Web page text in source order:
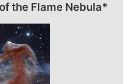
the Flame Nebula*